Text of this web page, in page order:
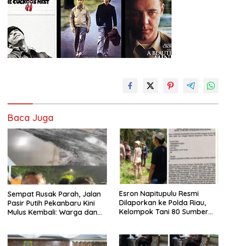
Baca Juga
Sempat Rusak Parah, Jalan
Pasir Putih Pekanbaru Kini
Mulus Kembali: Warga dan
Esron Napitupulu Resmi
Dilaporkan ke Polda Riau,
Kelompok Tani 80 Sumber